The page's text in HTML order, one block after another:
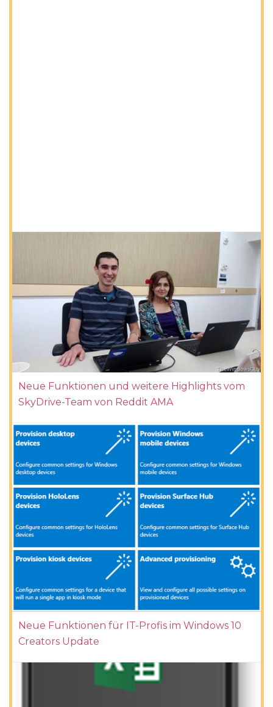
Neue Funktionen und weitere Highlights vom
SkyDrive-Team von Reddit AMA
Neue Funktionen für IT-Profis im Windows 10
Creators Update